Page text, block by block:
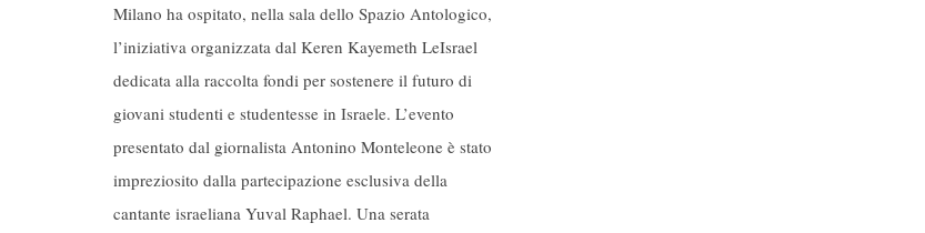
Milano ha ospitato, nella sala dello Spazio Antologico,
l’iniziativa organizzata dal Keren Kayemeth LeIsrael
dedicata alla raccolta fondi per sostenere il futuro di
giovani studenti e studentesse in Israele. L’evento
presentato dal giornalista Antonino Monteleone è stato
impreziosito dalla partecipazione esclusiva della
cantante israeliana Yuval Raphael. Una serata